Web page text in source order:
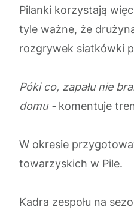
Pilanki korzystają
tyle ważne, że
rozgrywek siatkówki
Póki co, zapału nie
domu - komentuje
W okresie
towarzyskich w Pile.
Kadra zespołu na